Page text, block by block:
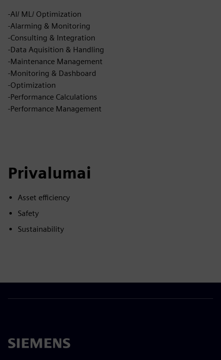
-AI/ ML/ Optimization
-Alarming & Monitoring
-Consulting & Integration
-Data Aquisition & Handling
-Maintenance Management
-Monitoring & Dashboard
-Optimization
-Performance Calculations
-Performance Management
Privalumai
Asset efficiency
Safety
Sustainability